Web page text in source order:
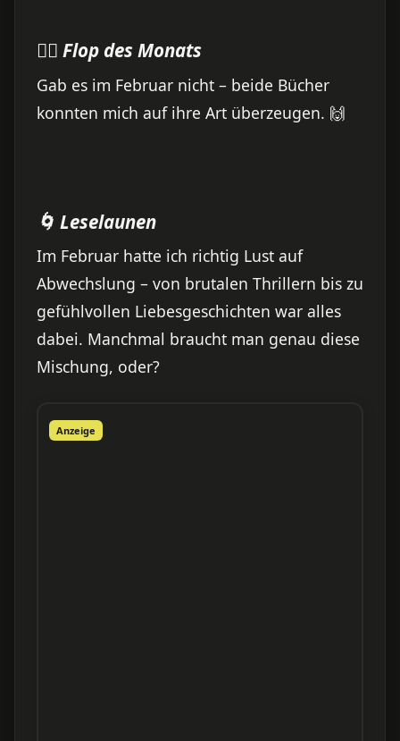
🙅‍♀️ Flop des Monats
Gab es im Februar nicht – beide Bücher
konnten mich auf ihre Art überzeugen. 🙌
🌀 Leselaunen
Im Februar hatte ich richtig Lust auf
Abwechslung – von brutalen Thrillern bis zu
gefühlvollen Liebesgeschichten war alles
dabei. Manchmal braucht man genau diese
Mischung, oder?
Anzeige